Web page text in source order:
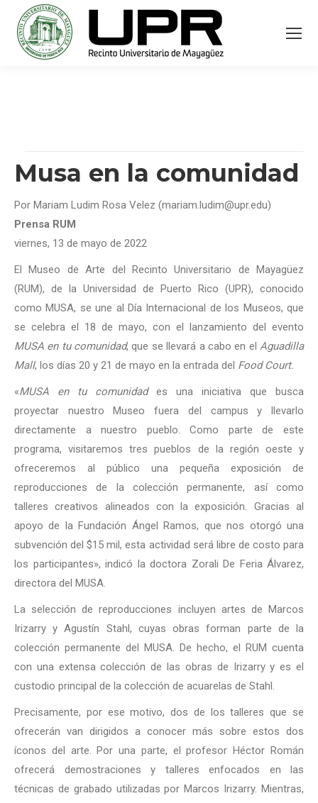
Musa en la comunidad
Por Mariam Ludim Rosa Velez (mariam.ludim@upr.edu)
Prensa RUM
viernes, 13 de mayo de 2022
El Museo de Arte del Recinto Universitario de Mayagüez
(RUM), de la Universidad de Puerto Rico (UPR), conocido
como MUSA, se une al Día Internacional de los Museos, que
se celebra el 18 de mayo, con el lanzamiento del evento
MUSA en tu comunidad, que se llevará a cabo en elAguadilla
Mall, los días 20 y 21 de mayo en la entrada del Food Court.
«MUSA en tu comunidades una iniciativa que busca
proyectar nuestro Museo fuera del campus y llevarlo
directamente a nuestro pueblo. Como parte de este
programa, visitaremos tres pueblos de la región oeste y
ofreceremos al público una pequeña exposición de
reproducciones de la colección permanente, así como
talleres creativos alineados con la exposición. Gracias al
apoyo de la Fundación Ángel Ramos, que nos otorgó una
subvención del $15 mil, esta actividad será libre de costo para
los participantes», indicó la doctora Zorali De Feria Álvarez,
directora del MUSA.
La selección de reproducciones incluyen artes de Marcos
Irizarry y Agustín Stahl, cuyas obras forman parte de la
colección permanente del MUSA. De hecho, el RUM cuenta
con una extensa colección de las obras de Irizarry y es el
custodio principal de la colección de acuarelas de Stahl.
Precisamente, por ese motivo, dos de los talleres que se
ofrecerán van dirigidos a conocer más sobre estos dos
íconos del arte. Por una parte, el profesor Héctor Román
ofrecerá demostraciones y talleres enfocados en las
técnicas de grabado utilizadas por Marcos Irizarry. Mientras,